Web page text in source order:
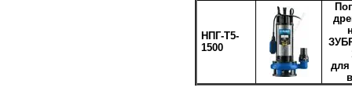
НПГ-Т5-
1500
для